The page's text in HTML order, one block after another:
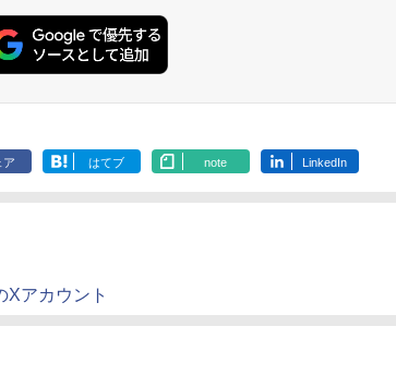
ア はてブ note LinkedIn
Xアカウント